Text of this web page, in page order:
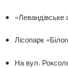
«Левандівське
Лісопарк
На вул.